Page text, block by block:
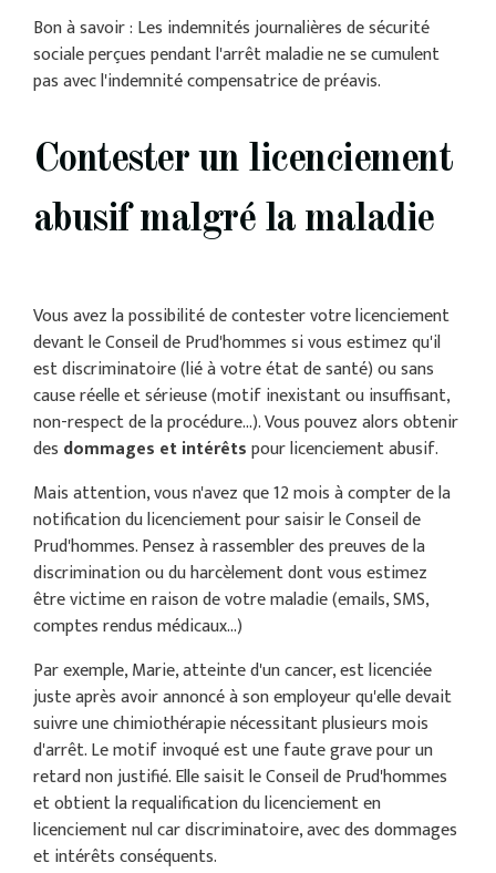
Bon à savoir : Les indemnités journalières de sécurité
sociale perçues pendant l'arrêt maladie ne se cumulent
pas avec l'indemnité compensatrice de préavis.
Contester un licenciement
abusif malgré la maladie
Vous avez la possibilité de contester votre licenciement
devant le Conseil de Prud'hommes si vous estimez qu'il
est discriminatoire (lié à votre état de santé) ou sans
cause réelle et sérieuse (motif inexistant ou insuffisant,
non-respect de la procédure...). Vous pouvez alors obtenir
des dommages et intérêtspour licenciement abusif.
Mais attention, vous n'avez que 12 mois à compter de la
notification du licenciement pour saisir le Conseil de
Prud'hommes. Pensez à rassembler des preuves de la
discrimination ou du harcèlement dont vous estimez
être victime en raison de votre maladie (emails, SMS,
comptes rendus médicaux...)
Par exemple, Marie, atteinte d'un cancer, est licenciée
juste après avoir annoncé à son employeur qu'elle devait
suivre une chimiothérapie nécessitant plusieurs mois
d'arrêt. Le motif invoqué est une faute grave pour un
retard non justifié. Elle saisit le Conseil de Prud'hommes
et obtient la requalification du licenciement en
licenciement nul car discriminatoire, avec des dommages
et intérêts conséquents.